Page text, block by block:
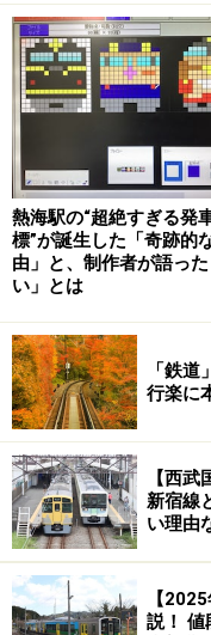
新前橋と沼田で5分
あり、ホームでのん
能だ。終点の水上で
近で見物したり、
ースが設けられてい
高崎駅隣接のホテルに
トロポリタンでは、
には、D51の壁紙が
などあらゆるところ
ァンを飽きさせない
2食付2人で51498円
だ。
関連サイト＝
熱海駅の“超絶すぎる発
標”が誕生した「奇跡的
由」と、制作者が語っ
い」とは
「鉄
行楽に
【西
新宿線
い理由
【
説！ 値